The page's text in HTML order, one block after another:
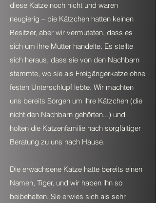
diese Katze noch nicht und waren
neugierig – die Kätzchen hatten keinen
Besitzer, aber wir vermuteten, dass es
sich um ihre Mutter handelte. Es stellte
sich heraus, dass sie von den Nachbarn
stammte, wo sie als Freigängerkatze ohne
festen Unterschlupf lebte. Wir machten
uns bereits Sorgen um ihre Kätzchen (die
nicht den Nachbarn gehörten...) und
holten die Katzenfamilie nach sorgfältiger
Beratung zu uns nach Hause.
Die erwachsene Katze hatte bereits einen
Namen, Tiger, und wir haben ihn so
beibehalten. Sie erwies sich als sehr